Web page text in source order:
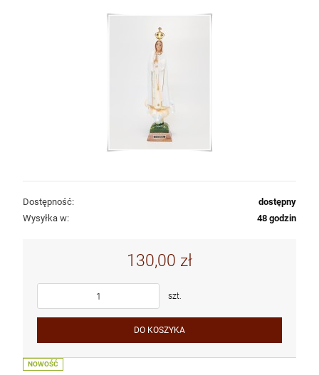
Dostępność:
dostępny
Wysyłka w:
48 godzin
130,00 zł
szt.
DO KOSZYKA
NOWOŚĆ